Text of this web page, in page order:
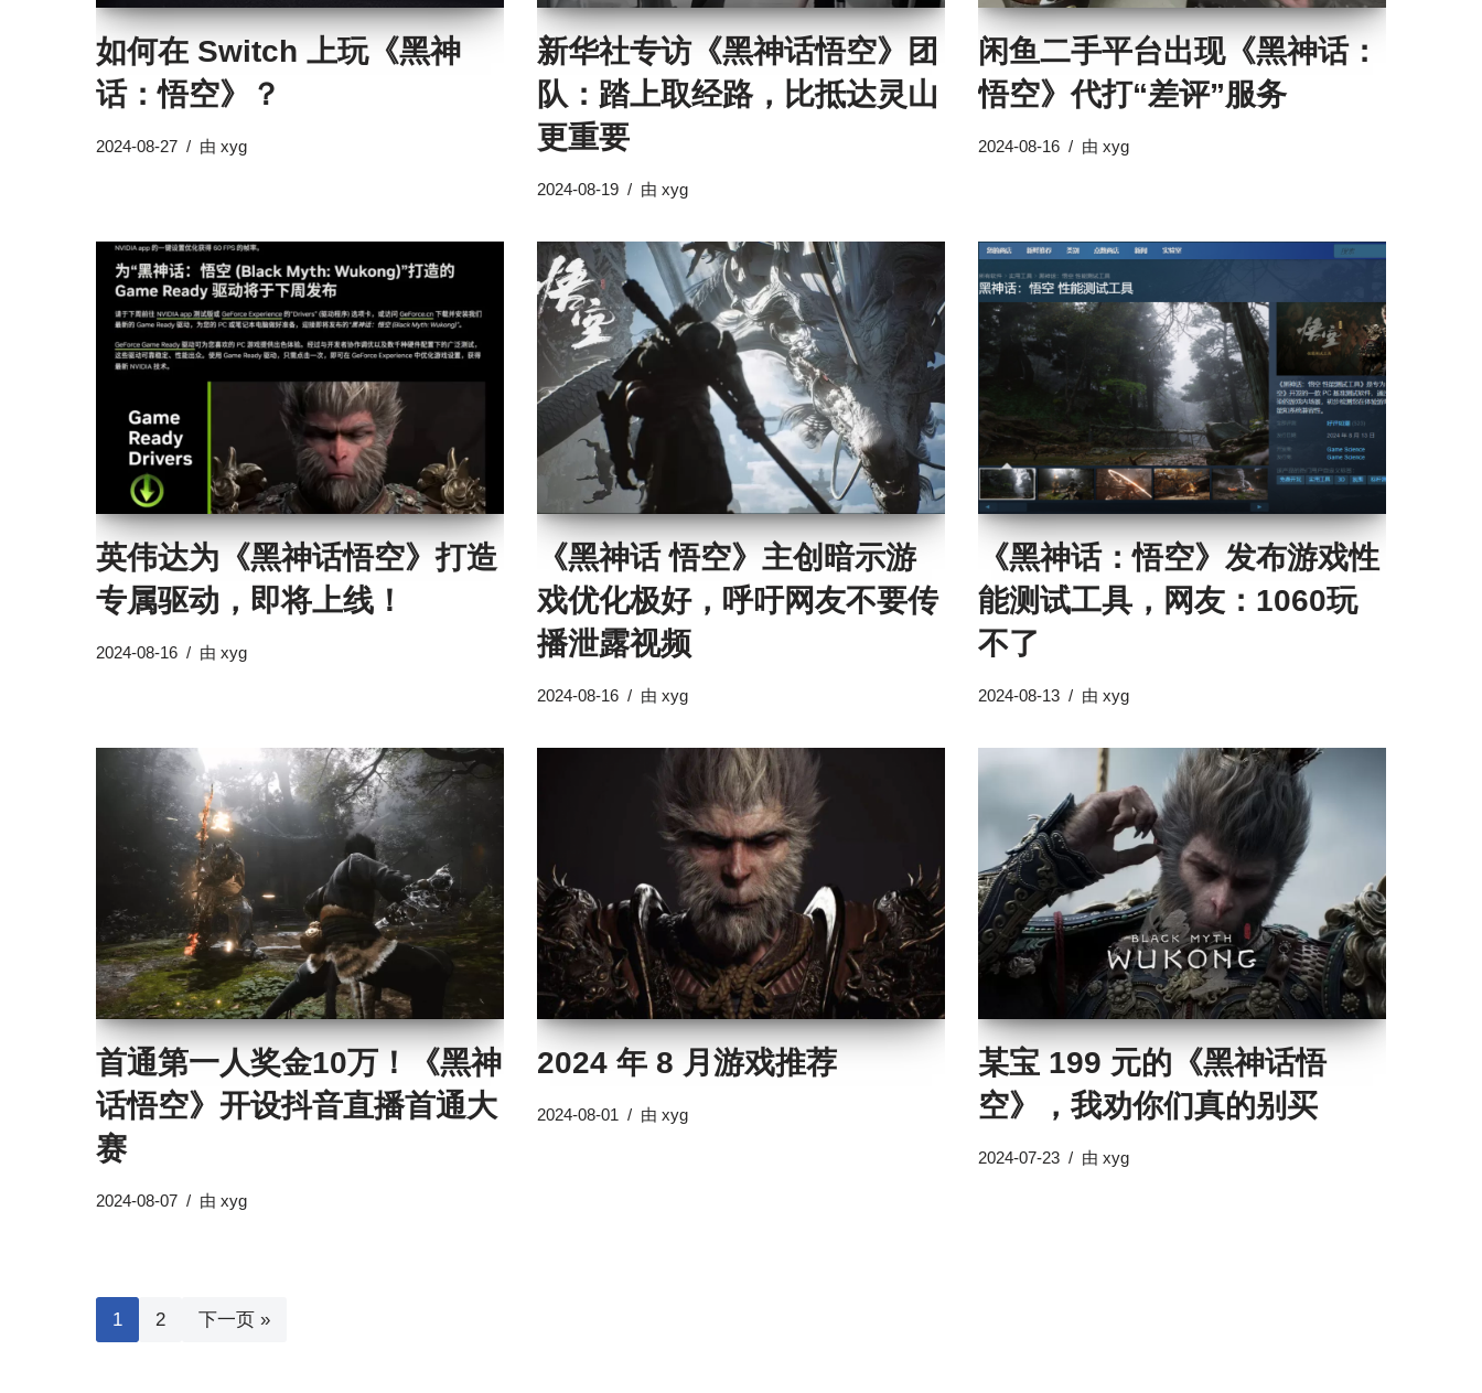
如何在 Switch 上玩《黑神
话：悟空》？
2024-08-27 由 xyg
新华社专访《黑神话悟空》团
队：踏上取经路，比抵达灵山
更重要
2024-08-19 由 xyg
闲鱼二手平台出现《黑神话：
悟空》代打“差评”服务
2024-08-16 由 xyg
英伟达为《黑神话悟空》打造
专属驱动，即将上线！
2024-08-16 由 xyg
《黑神话 悟空》主创暗示游
戏优化极好，呼吁网友不要传
播泄露视频
2024-08-16 由 xyg
《黑神话：悟空》发布游戏性
能测试工具，网友：1060玩
不了
2024-08-13 由 xyg
首通第一人奖金10万！《黑神
话悟空》开设抖音直播首通大
赛
2024-08-07 由 xyg
2024 年 8 月游戏推荐
2024-08-01 由 xyg
某宝 199 元的《黑神话悟
空》，我劝你们真的别买
2024-07-23 由 xyg
1 2 下一页 »